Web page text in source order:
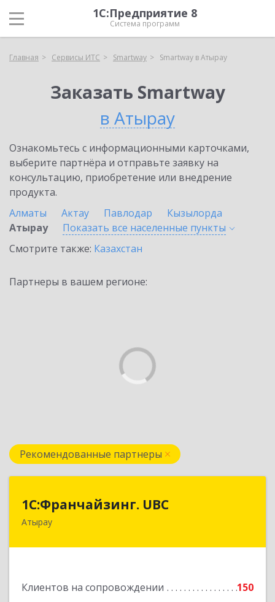
1С:Предприятие 8
Система программ
Главная Сервисы ИТС Smartway Smartway в Атырау
Заказать Smartway
в Атырау
Ознакомьтесь с информационными карточками,
выберите партнёра и отправьте заявку на
консультацию, приобретение или внедрение
продукта.
Алматы
Актау Павлодар
Кызылорда
Атырау
Показать все населенные пункты
Смотрите также: Казахстан
Партнеры в вашем регионе:
Рекомендованные партнеры
1С:Франчайзинг. UBC
Атырау
Клиентов на сопровождении 150